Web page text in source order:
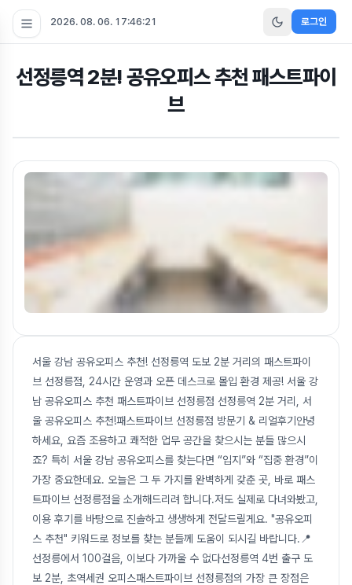
2026. 08. 06. 17:46:22 로그인
선정릉역 2분! 공유오피스 추천 패스트파이
브
서울 강남 공유오피스 추천! 선정릉역 도보 2분 거리의 패스트파이
브 선정릉점, 24시간 운영과 오픈 데스크로 몰입 환경 제공! 서울 강
남 공유오피스 추천 패스트파이브 선정릉점 선정릉역 2분 거리, 서
울 공유오피스 추천!패스트파이브 선정릉점 방문기 & 리얼후기안녕
하세요, 요즘 조용하고 쾌적한 업무 공간을 찾으시는 분들 많으시
죠? 특히 서울 강남 공유오피스를 찾는다면 “입지”와 “집중 환경”이
가장 중요한데요. 오늘은 그 두 가지를 완벽하게 갖춘 곳, 바로 패스
트파이브 선정릉점을 소개해드리려 합니다.저도 실제로 다녀와봤고,
이용 후기를 바탕으로 진솔하고 생생하게 전달드릴게요. "공유오피
스 추천" 키워드로 정보를 찾는 분들께 도움이 되시길 바랍니다.📍
선정릉에서 100걸음, 이보다 가까울 수 없다선정릉역 4번 출구 도
보 2분, 초역세권 오피스패스트파이브 선정릉점의 가장 큰 장점은